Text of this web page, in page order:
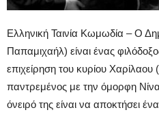
Ελληνική Ταινία Κωμωδία – Ο
Παπαμιχαήλ) είναι ένας
επιχείρηση του κυρίου
παντρεμένος με την όμορφη
όνειρό της είναι να αποκτήσει